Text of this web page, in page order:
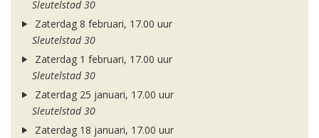
Sleutelstad 30
Zaterdag 8 februari, 17.00 uur
Sleutelstad 30
Zaterdag 1 februari, 17.00 uur
Sleutelstad 30
Zaterdag 25 januari, 17.00 uur
Sleutelstad 30
Zaterdag 18 januari, 17.00 uur